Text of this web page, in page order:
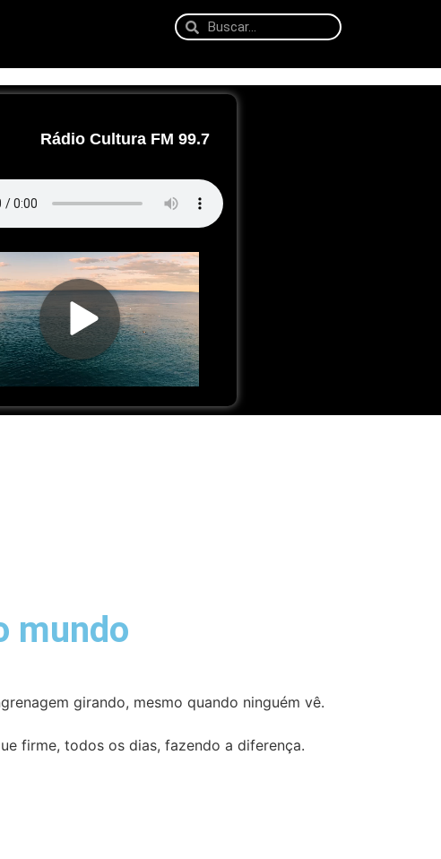
Rádio Cultura FM 99.7
mundo
girando, mesmo quando ninguém vê.
firme, todos os dias, fazendo a diferença.